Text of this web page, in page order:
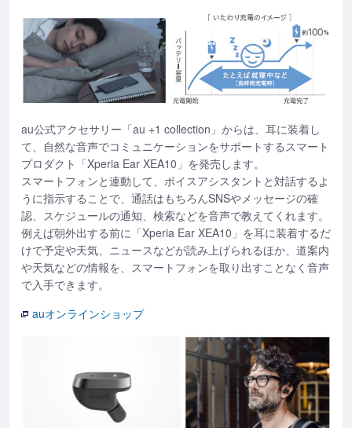
au公式アクセサリー「au +1 collection」からは、耳に装着し
て、自然な音声でコミュニケーションをサポートするスマート
プロダクト「Xperia Ear XEA10」を発売します。
スマートフォンと連動して、ボイスアシスタントと対話するよ
うに指示することで、通話はもちろんSNSやメッセージの確
認、スケジュールの通知、検索などを音声で教えてくれます。
例えば朝外出する前に「Xperia Ear XEA10」を耳に装着するだ
けで予定や天気、ニュースなどが読み上げられるほか、道案内
や天気などの情報を、スマートフォンを取り出すことなく音声
で入手できます。
auオンラインショップ